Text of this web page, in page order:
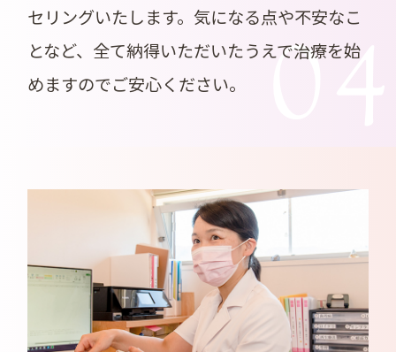
セリングいたします。気になる点や不安なこ
となど、全て納得いただいたうえで治療を始
めますのでご安心ください。